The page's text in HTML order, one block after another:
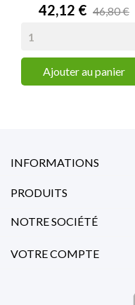
Prix
42,12 € 46,80 €
Ajouter au panier
INFORMATIONS
PRODUITS
NOTRE SOCIÉTÉ
VOTRE COMPTE